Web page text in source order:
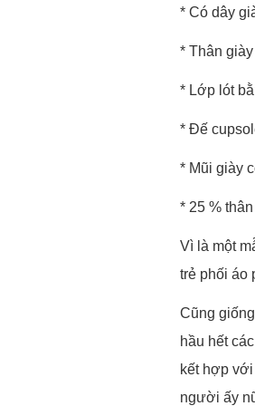
* Có dây
* Thân
* Lớp lót
* Đế
* Mũi giày
* 25 %
Vì là một
trẻ phối áo
Cũng
hầu hết
kết hợp
người ấy